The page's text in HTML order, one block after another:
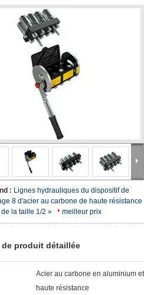
: Lignes hydrauliques du dispositif de
8 d'acier au carbone de haute résistance
la taille 1/2 »
meilleur prix
produit détaillée
Acier au carbone en aluminium
haute résistance